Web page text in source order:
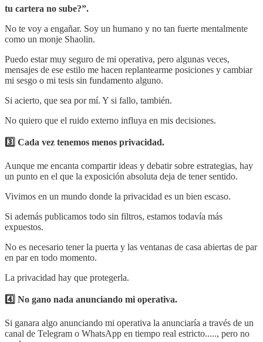
tu cartera no sube?”.
No te voy a engañar. Soy un humano y no tan fuerte mentalmente
como un monje Shaolin.
Puedo estar muy seguro de mi operativa, pero algunas veces,
mensajes de ese estilo me hacen replantearme posiciones y cambiar
mi sesgo o mi tesis sin fundamento alguno.
Si acierto, que sea por mí. Y si fallo, también.
No quiero que el ruido externo influya en mis decisiones.
3️⃣ Cada vez tenemos menos privacidad.
Aunque me encanta compartir ideas y debatir sobre estrategias, hay
un punto en el que la exposición absoluta deja de tener sentido.
Vivimos en un mundo donde la privacidad es un bien escaso.
Si además publicamos todo sin filtros, estamos todavía más
expuestos.
No es necesario tener la puerta y las ventanas de casa abiertas de par
en par en todo momento.
La privacidad hay que protegerla.
4️⃣ No gano nada anunciando mi operativa.
Si ganara algo anunciando mi operativa la anunciaría a través de un
canal de Telegram o WhatsApp en tiempo real estricto....., pero no